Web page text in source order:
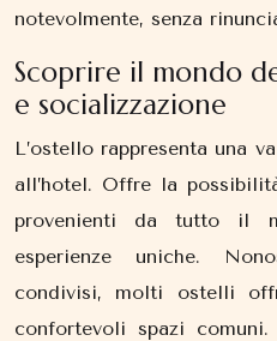
notevolmente, senza
Scoprire il mondo
e socializzazione
L’ostello rappresenta una
all’hotel. Offre la
provenienti da tutto il
esperienze uniche.
condivisi, molti ostelli
confortevoli spazi